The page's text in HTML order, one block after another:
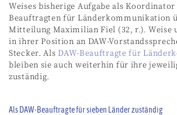
Weises bisherige Aufgabe als Koordinator
Beauftragten für Länderkommunikation
Mitteilung Maximilian Fiel (32, r.). Weise
in ihrer Position an DAW-
Stecker. Als DAW-Beauftragte für
bleiben sie auch weiterhin für ihre
zuständig.
Als DAW-Beauftragte für sieben Länder zuständig